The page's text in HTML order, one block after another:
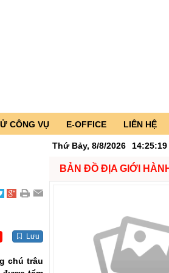
CÔNG VỤ E-OFFICE LIÊN HỆ
Thứ Bảy, 8/8/2026 14:25:19
Lưu
chú trâu
BẢN ĐỒ ĐỊA GIỚI